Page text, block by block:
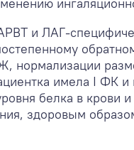
и ЛАГ-
нормализации
имела I ФК
белка в крови
здоровым